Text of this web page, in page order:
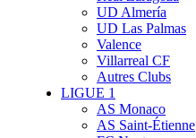
UD Almería
UD Las Palmas
Valence
Villarreal CF
Autres Clubs
LIGUE 1
AS Monaco
AS Saint-Étienne